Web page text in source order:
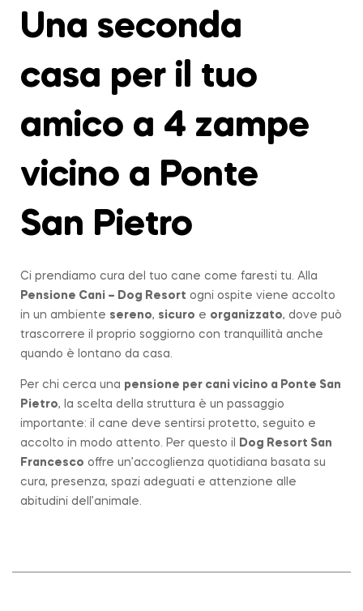
Una seconda
casa per il tuo
amico a 4 zampe
vicino a Ponte
San Pietro
Ci prendiamo cura del tuo cane come faresti tu. Alla
Pensione Cani – Dog Resort ogni ospite viene accolto
in un ambiente sereno, sicuro e organizzato, dove può
trascorrere il proprio soggiorno con tranquillità anche
quando è lontano da casa.
Per chi cerca una pensione per cani vicino a Ponte San
Pietro, la scelta della struttura è un passaggio
importante: il cane deve sentirsi protetto, seguito e
accolto in modo attento. Per questo il
Dog Resort San
Francesco offre un’accoglienza quotidiana basata su
cura, presenza, spazi adeguati e attenzione alle
abitudini dell’animale.